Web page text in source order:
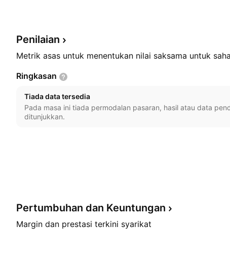
Penilaian
Metrik asas untuk menentukan nilai saksama untuk
Ringkasan
Tiada data tersedia
Pada masa ini tiada permodalan pasaran, hasil atau data
ditunjukkan.
Pertumbuhan dan Keuntungan
Margin dan prestasi terkini syarikat